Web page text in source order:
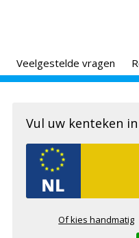
Veelgestelde vragen
Vul uw kenteken
Of kies handmatig